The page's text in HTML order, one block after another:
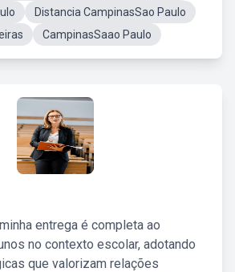
Distancia CampinasSao Paulo
CampinasSaao Paulo
entrega é completa ao
no contexto escolar, adotando
que valorizam relações